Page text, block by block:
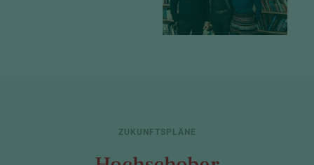
ZUKUNFTSPLÄNE